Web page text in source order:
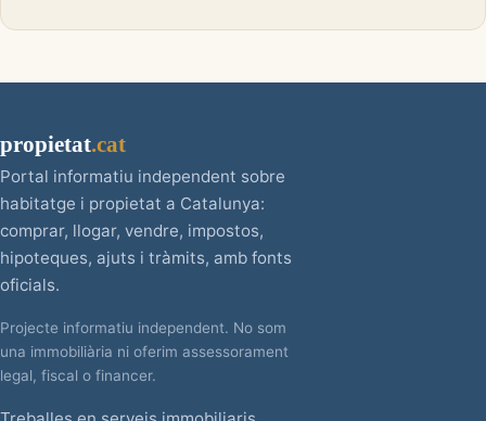
propietat.cat
Portal informatiu independent sobre
habitatge i propietat a Catalunya:
comprar, llogar, vendre, impostos,
hipoteques, ajuts i tràmits, amb fonts
oficials.
Projecte informatiu independent. No som
una immobiliària ni oferim assessorament
legal, fiscal o financer.